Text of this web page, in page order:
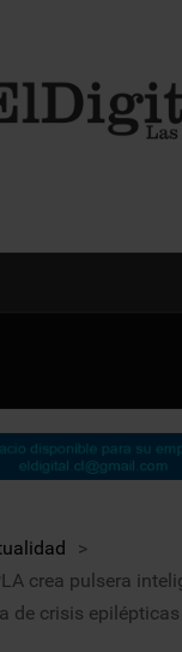
>
crea pulsera
de crisis epilépticas